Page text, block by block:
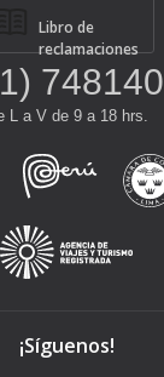
Libro de
reclamaciones
L a V de 9 a 18 hrs.
¡Síguenos!